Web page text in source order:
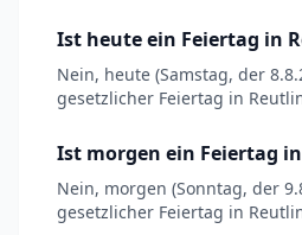
Ist heute ein Feiertag in
Nein, heute (Samstag, der
gesetzlicher Feiertag in
Ist morgen ein Feiertag
Nein, morgen (Sonntag, der
gesetzlicher Feiertag in